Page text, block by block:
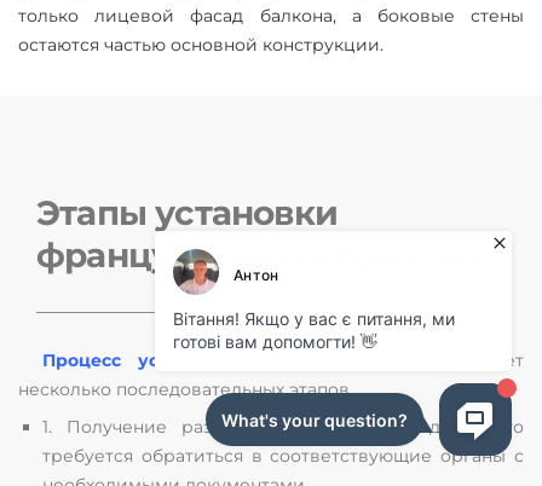
только лицевой фасад балкона, а боковые стены
остаются частью основной конструкции.
Этапы установки
французского остекления
Процесс установки в Белой Церкви
включает
несколько последовательных этапов.
1. Получение разрешения на монтаж: для этого
требуется обратиться в соответствующие органы с